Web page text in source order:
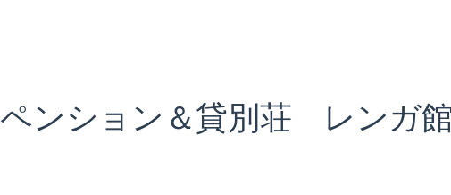
ペンション＆貸別荘 レンガ